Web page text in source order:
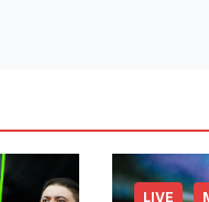
LIVE